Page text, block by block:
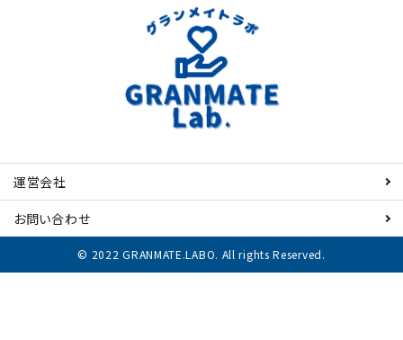
運営会社
お問い合わせ
© 2022 GRANMATE.LABO. All rights Reserved.